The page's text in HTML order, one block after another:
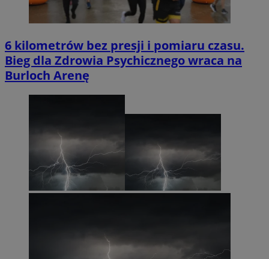
6 kilometrów bez presji i pomiaru czasu.
Bieg dla Zdrowia Psychicznego wraca na
Burloch Arenę